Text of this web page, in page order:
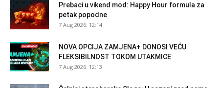
Prebaci u vikend mod: Happy Hour formula za
petak popodne
7 Aug 2026. 12:14
NOVA OPCIJA ZAMJENA+ DONOSI VEĆU
FLEKSIBILNOST TOKOM UTAKMICE
7 Aug 2026. 12:13